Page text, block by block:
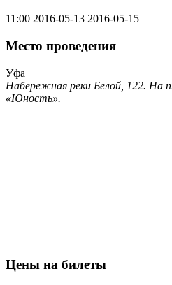
11:00 2016-05-13 2016-05-15
Место проведения
Уфа
Набережная реки Белой, 122. На
«Юность».
Цены на билеты